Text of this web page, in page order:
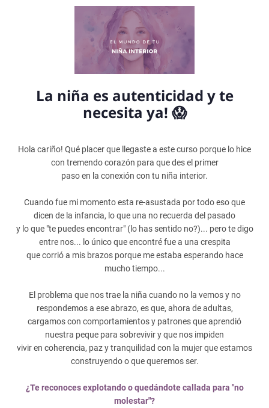
La niña es autenticidad y te
necesita ya! 😱
Hola cariño! Qué placer que llegaste a este curso porque lo hice
con tremendo corazón para que des el primer
paso en la conexión con tu niña interior.
Cuando fue mi momento esta re-asustada por todo eso que
dicen de la infancia, lo que una no recuerda del pasado
y lo que "te puedes encontrar" (lo has sentido no?)... pero te digo
entre nos... lo único que encontré fue a una crespita
que corrió a mis brazos porque me estaba esperando hace
mucho tiempo...
El problema que nos trae la niña cuando no la vemos y no
respondemos a ese abrazo, es que, ahora de adultas,
cargamos con comportamientos y patrones que aprendió
nuestra peque para sobrevivir y que nos impiden
vivir en coherencia, paz y tranquilidad con la mujer que estamos
construyendo o que queremos ser.
¿Te reconoces explotando o quedándote callada para "no
molestar"?